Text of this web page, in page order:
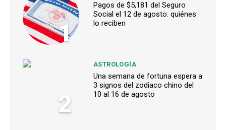
1
Pagos de $5,181 del Seguro
Social el 12 de agosto: quiénes
lo reciben
2
ASTROLOGÍA
Una semana de fortuna espera a
3 signos del zodiaco chino del
10 al 16 de agosto